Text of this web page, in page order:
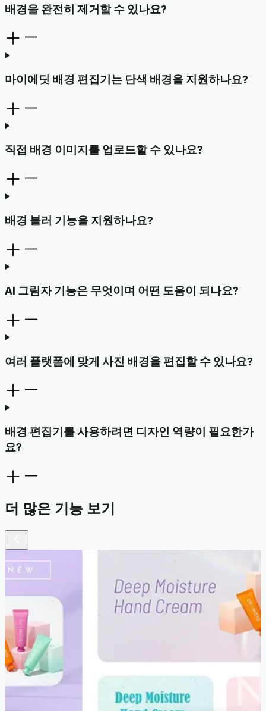
배경을 완전히 제거할 수 있나요?
마이에딧 배경 편집기는 단색 배경을 지원하나요?
직접 배경 이미지를 업로드할 수 있나요?
배경 블러 기능을 지원하나요?
AI 그림자 기능은 무엇이며 어떤 도움이 되나요?
여러 플랫폼에 맞게 사진 배경을 편집할 수 있나요?
배경 편집기를 사용하려면 디자인 역량이 필요한가
요?
더 많은 기능 보기